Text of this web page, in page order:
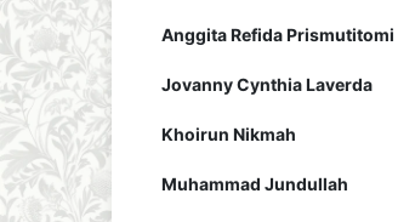
Anggita Refida Prismutitomi
Jovanny Cynthia Laverda
Khoirun Nikmah
Muhammad Jundullah